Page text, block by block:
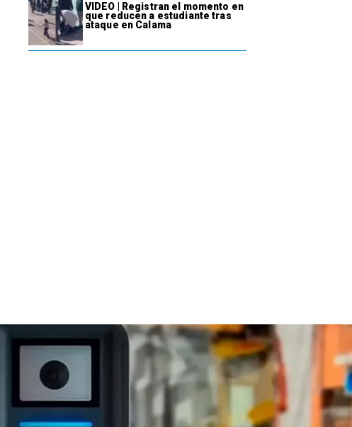
VIDEO | Registran el momento en
que reducen a estudiante tras
ataque en Calama